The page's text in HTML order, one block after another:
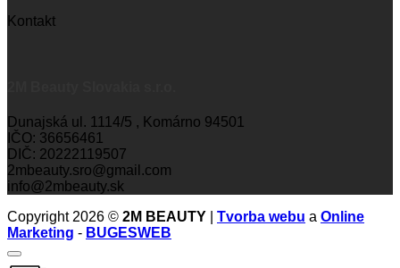
Kontakt
Dunajská ul. 1114/5 , Komárno 94501
IČO: 36656461
DIČ: 20222119507
2mbeauty.sro@gmail.com
info@2mbeauty.sk
Copyright 2026 © 2M BEAUTY Tvorba webu a Online
Marketing - BUGESWEB